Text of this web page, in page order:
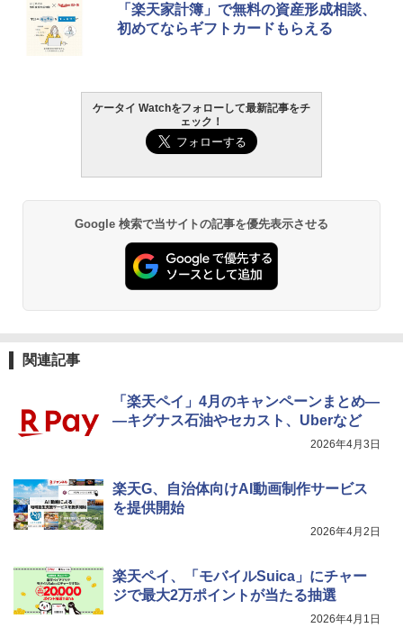
「楽天家計簿」で無料の資産形成相談、
初めてならギフトカードもらえる
ケータイ Watchをフォローして最新記事をチ
ェック！
Google 検索で当サイトの記事を優先表示させる
関連記事
「楽天ペイ」4月のキャンペーンまとめ―
―キグナス石油やセカスト、Uberなど
2026年4月3日
楽天G、自治体向けAI動画制作サービス
を提供開始
2026年4月2日
楽天ペイ、「モバイルSuica」にチャー
ジで最大2万ポイントが当たる抽選
2026年4月1日